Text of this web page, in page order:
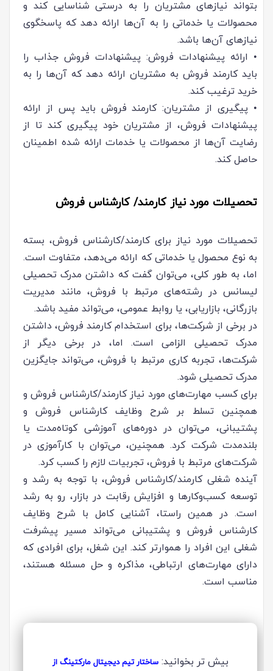
بتواند نیازهای مشتریان را به درستی شناسایی کند و
محصولات یا خدماتی را به آن‌ها ارائه دهد که پاسخگوی
نیازهای آن‌ها باشد.
• ارائه پیشنهادات فروش: پیشنهادات فروش جذاب را
باید کارمند فروش به مشتریان ارائه دهد که آن‌ها را به
خرید ترغیب کند.
• پیگیری از مشتریان: کارمند فروش باید پس از ارائه
پیشنهادات فروش، از مشتریان خود پیگیری کند تا از
رضایت آن‌ها از محصولات یا خدمات ارائه شده اطمینان
حاصل کند.
تحصیلات مورد نیاز کارمند/ کارشناس فروش
تحصیلات مورد نیاز برای کارمند/کارشناس فروش، بسته
به نوع محصول یا خدماتی که ارائه می‌دهد، متفاوت است.
اما، به طور کلی، می‌توان گفت که داشتن مدرک تحصیلی
لیسانس در رشته‌های مرتبط با فروش، مانند مدیریت
بازرگانی، بازاریابی، یا روابط عمومی، می‌تواند مفید باشد.
در برخی از شرکت‌ها، برای استخدام کارمند فروش، داشتن
مدرک تحصیلی الزامی است. اما، در برخی دیگر از
شرکت‌ها، تجربه کاری مرتبط با فروش، می‌تواند جایگزین
مدرک تحصیلی شود.
برای کسب مهارت‌های مورد نیاز کارمند/کارشناس فروش و
همچنین تسلط بر شرح وظایف کارشناس فروش و
پشتیبانی، می‌توان در دوره‌های آموزشی کوتاه‌مدت یا
بلندمدت شرکت کرد. همچنین، می‌توان با کارآموزی در
شرکت‌های مرتبط با فروش، تجربیات لازم را کسب کرد.
آینده شغلی کارمند/کارشناس فروش، با توجه به رشد و
توسعه کسب‌وکارها و افزایش رقابت در بازار، رو به رشد
است. در همین راستا، آشنایی کامل با شرح وظایف
کارشناس فروش و پشتیبانی می‌تواند مسیر پیشرفت
شغلی این افراد را هموارتر کند. این شغل، برای افرادی که
دارای مهارت‌های ارتباطی، مذاکره و حل مسئله هستند،
مناسب است.
بیش تر بخوانید:ساختار تیم دیجیتال مارکتینگ از